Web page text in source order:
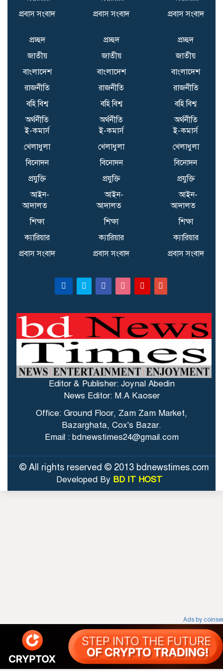
‘Ask About His Fourth
Trolled Over Third
Marriage To Gauri Spratt
Under KBC 18 Promos |
Bollywood News
‘concerted effort’ to
undermine Gianni
Infantino amid fresh
allegations | Football
News
প্রবাস সংবাদ
প্রবাস সংবাদ
প্রবাস সংবাদ
প্রচ্ছদ
জাতীয়
বাংলাদেশ
রাজনীতি
বহি বিশ্ব
অর্থনীতি
ই-কমার্স
খেলাধুলা
বিনোদন
প্রযুক্তি
আইন-
আদালত
শিক্ষা
ক্যারিয়ার
প্রবাস সংবাদ
প্রচ্ছদ
জাতীয়
বাংলাদেশ
রাজনীতি
বহি বিশ্ব
অর্থনীতি
ই-কমার্স
খেলাধুলা
বিনোদন
প্রযুক্তি
আইন-
আদালত
শিক্ষা
ক্যারিয়ার
প্রবাস সংবাদ
প্রচ্ছদ
জাতীয়
বাংলাদেশ
রাজনীতি
বহি বিশ্ব
অর্থনীতি
ই-কমার্স
খেলাধুলা
বিনোদন
প্রযুক্তি
আইন-
আদালত
শিক্ষা
ক্যারিয়ার
প্রবাস সংবাদ
Editor & Publisher: Joynal Abedin
News Editor: M.A Kaoser
Office: Ground Floor, Zam Zam Market,
Bazarghata, Cox's Bazar.
Email : bdnewstimes24@gmail.com
© All rights reserved © 2013 bdnewstimes.com
Developed By BD IT HOST
Ads by